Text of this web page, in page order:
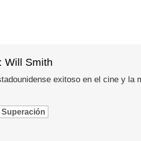
Will Smith
exitoso en el cine y
Superación